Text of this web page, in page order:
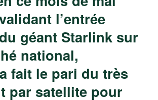
l’entrée
géant Starlink sur
national,
fait le pari du très
par satellite pour